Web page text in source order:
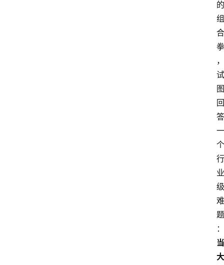
的
组
合
拳
，
试
图
回
答
一
个
行
业
级
难
题
：
当
大